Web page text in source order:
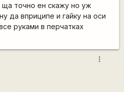
точно ен скажу но уж
да вприципе и гайку на оси
руками в перчатках
more_vert